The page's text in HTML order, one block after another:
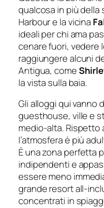
qualcosa in più della
Harbour e la vicina
ideali per chi ama
cenare fuori, vedere
raggiungere alcuni
Antigua, come
la vista sulla baia.
Gli alloggi qui vanno
guesthouse, ville e
medio-alta. Rispetto
l’atmosfera è più
È una zona perfetta
indipendenti e
essere meno
grande resort all-
concentrati in